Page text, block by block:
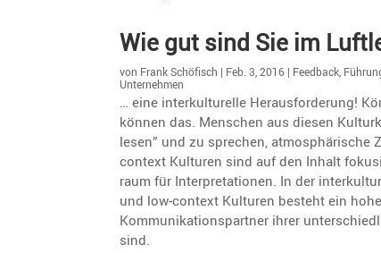
Wie gut sind Sie im
von Frank Schöfisch | Feb. 3, 2016 | Feedback
Unternehmen
… eine inter­kul­tu­relle Heraus­for­de­rung!
können das. Menschen aus diesen
lesen” und zu sprechen, atmosphä­ri­sche
context Kulturen sind auf den Inhalt
raum für Inter­pre­ta­tionen. In der
und low-context Kulturen besteht ein
Kommu­ni­ka­ti­ons­partner ihrer
sind.